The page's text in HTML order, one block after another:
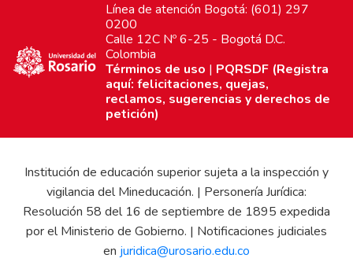
Línea de atención Bogotá: (601) 297
0200
Calle 12C Nº 6-25 - Bogotá D.C.
Colombia
Términos de uso | PQRSDF (Registra
aquí: felicitaciones, quejas,
reclamos, sugerencias y derechos de
petición)
Institución de educación superior sujeta a la inspección y
vigilancia del Mineducación. | Personería Jurídica:
Resolución 58 del 16 de septiembre de 1895 expedida
por el Ministerio de Gobierno. | Notificaciones judiciales
en juridica@urosario.edu.co